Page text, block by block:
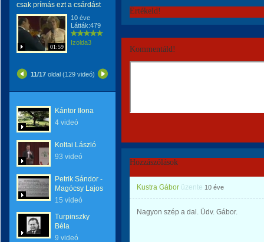
csak prímás ezt a csárdást
01:59
10 éve
Látták:479
Izolda3
11/17oldal (129 videó)
Kántor Ilona
4 videó
Koltai László
93 videó
Petrik Sándor -
Magócsy Lajos
15 videó
Turpinszky
Béla
9 videó
Értékeld!
Kommentáld!
Hozzászólások
Kustra Gábor üzente 10 éve
Nagyon szép a dal. Üdv. Gábor.